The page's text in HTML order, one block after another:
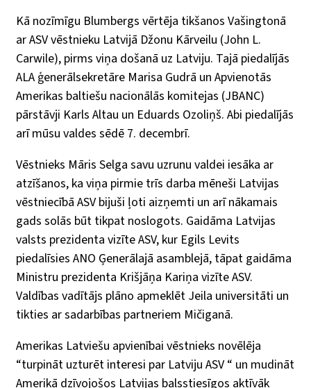
Kā nozīmīgu Blumbergs vērtēja tikšanos Vašingtonā
ar ASV vēstnieku Latvijā Džonu Kārveilu (John L.
Carwile), pirms viņa došanā uz Latviju. Tajā piedalījās
ALA ģenerālsekretāre Marisa Gudrā un Apvienotās
Amerikas baltiešu nacionālās komitejas (JBANC)
pārstāvji Karls Altau un Eduards Ozoliņš. Abi piedalījās
arī mūsu valdes sēdē 7. decembrī.
Vēstnieks Māris Selga savu uzrunu valdei iesāka ar
atzīšanos, ka viņa pirmie trīs darba mēneši Latvijas
vēstniecībā ASV bijuši ļoti aizņemti un arī nākamais
gads solās būt tikpat noslogots. Gaidāma Latvijas
valsts prezidenta vizīte ASV, kur Egils Levits
piedalīsies ANO Ģenerālajā asamblejā, tāpat gaidāma
Ministru prezidenta Krišjāņa Kariņa vizīte ASV.
Valdības vadītājs plāno apmeklēt Jeila universitāti un
tikties ar sadarbības partneriem Mičiganā.
Amerikas Latviešu apvienībai vēstnieks novēlēja
“turpināt uzturēt interesi par Latviju ASV “ un mudināt
Amerikā dzīvojošos Latvijas balsstiesīgos aktīvāk